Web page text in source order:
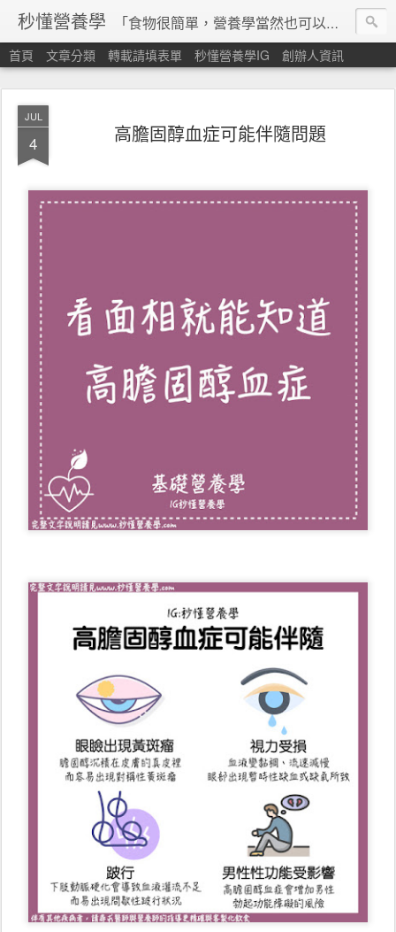
秒懂營養學 「食物很簡單，營養學當然也可以很秒懂」 本站由台灣營養師經營，非商業轉載請填寫
首頁 文章分類 轉載請填表單 秒懂營養學IG 創辦人資訊
JUL
4 高膽固醇血症可能伴隨問題